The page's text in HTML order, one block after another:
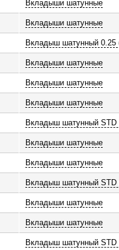
Вкладыши шатунные
Вкладыши шатунные
Вкладыш шатунный 0.25
Вкладыши шатунные
Вкладыши шатунные
Вкладыши шатунные
Вкладыш шатунный STD
Вкладыши шатунные
Вкладыши шатунные
Вкладыш шатунный STD
Вкладыши шатунные
Вкладыши шатунные
Вкладыш шатунный STD